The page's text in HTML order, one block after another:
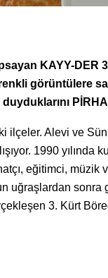
KAYY-DER
görüntülere
ilçeler. Alevi ve
1990 yılında
eğitimci, müzik
uğraşlardan sonra
3. Kürt